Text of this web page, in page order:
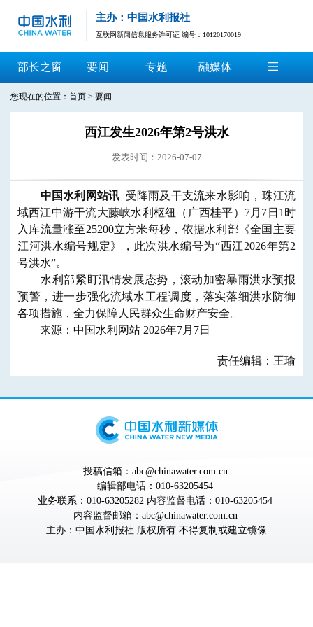
主办：中国水利报社
互联网新闻信息服务许可证 编号：10120170019
部长之窗 要闻 专题 融媒体
您现在的位置： 首页 > 要闻
西江发生2026年第2号洪水
发表时间：2026-07-07
中国水利网站讯 受降雨及干支流来水影响，珠江流
域西江中游干流大藤峡水利枢纽（广西桂平）7月7日1时
入库流量涨至25200立方米每秒，依据水利部《全国主要
江河洪水编号规定》，此次洪水编号为“西江2026年第2
号洪水”。
水利部紧盯汛情发展态势，滚动加密暴雨洪水预报
预警，进一步强化流域水工程调度，落实落细洪水防御
各项措施，全力保障人民群众生命财产安全。
来源：中国水利网站 2026年7月7日
责任编辑：王瑜
投稿信箱：abc@chinawater.com.cn
编辑部电话：010-63205454
业务联系：010-63205282 内容监督电话：010-63205454
内容监督邮箱：abc@chinawater.com.cn
主办： 中国水利报社 版权所有 不得复制或建立镜像